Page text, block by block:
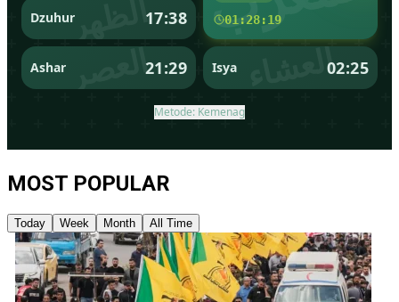
MOST POPULAR
Today Week Month All Time